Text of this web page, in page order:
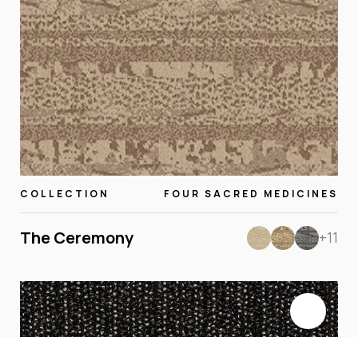
COLLECTION FOUR SACRED MEDICINES
The Ceremony +11